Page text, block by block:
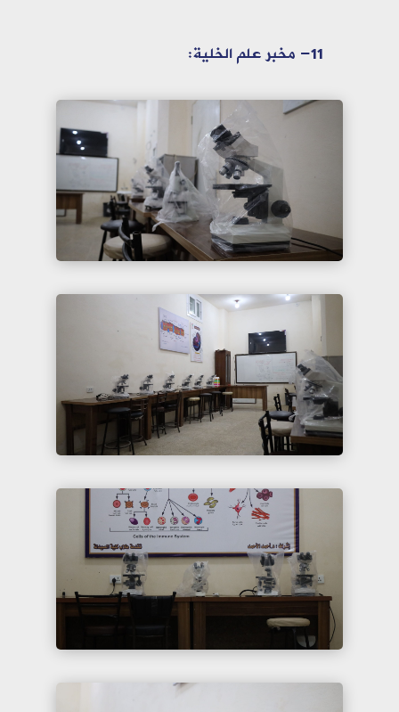
11- مخبر علم الخلية: